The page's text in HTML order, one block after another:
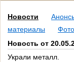
Новости
материалы
Новость от
Украли металл.